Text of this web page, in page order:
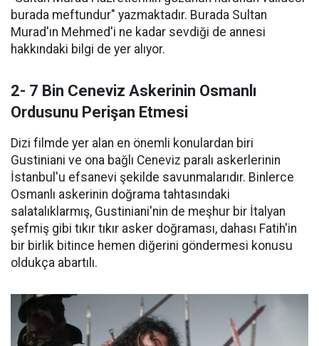
burada meftundur" yazmaktadır. Burada Sultan
Murad'ın Mehmed'i ne kadar sevdiği de annesi
hakkındaki bilgi de yer alıyor.
2- 7 Bin Ceneviz Askerinin Osmanlı
Ordusunu Perişan Etmesi
Dizi filmde yer alan en önemli konulardan biri
Gustiniani ve ona bağlı Ceneviz paralı askerlerinin
İstanbul'u efsanevi şekilde savunmalarıdır. Binlerce
Osmanlı askerinin doğrama tahtasındaki
salatalıklarmış, Gustiniani'nin de meşhur bir İtalyan
şefmiş gibi tıkır tıkır asker doğraması, dahası Fatih'in
bir birlik bitince hemen diğerini göndermesi konusu
oldukça abartılı.